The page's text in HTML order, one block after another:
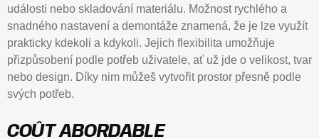
události nebo skladování materiálu. Možnost rychlého a
snadného nastavení a demontáže znamená, že je lze využít
prakticky kdekoli a kdykoli. Jejich flexibilita umožňuje
přizpůsobení podle potřeb uživatele, ať už jde o velikost, tvar
nebo design. Díky nim můžeš vytvořit prostor přesně podle
svých potřeb.
COÛT ABORDABLE